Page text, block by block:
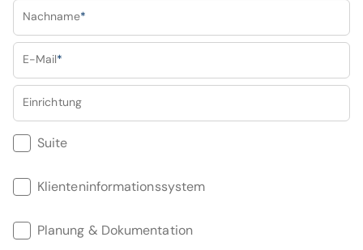
Nachname*
E-Mail*
Einrichtung
Suite
Klienteninformationssystem
Planung & Dokumentation